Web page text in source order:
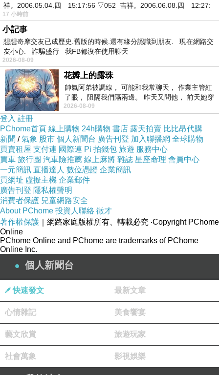
博客來網路書店網站網址
http://www.books.com.tw/exep/assp.php/vip--
af000027898
博客來,博客來網路書店,博客來網路書局,博客來
e-coupon
2013,博客來書店,1i6博客來網路書店,博客來網路
書店歡迎您,博客來書局,博客來售票網,博客來折
價券2013,books 博客來網路書店
本站圖文皆引用自博客來,圖文所有權皆為原所有
商品訊息簡述
祥。2006.05.04.四 15:17:56 ▽052_吉祥。2006.06.08.四 12:27:
17 小時前
小記事
想想奇摩交友已成歷史.舊版的時候.還有緣分認識到朋友. 現在網路交
友小心. 詐騙盛行 我FB都沒在使用聊天
2026-08-09
花瓣上的露珠
帥氣阿弟被調線， 可能和我常聊天， 作業主管紅
了眼， 阻隔我們隔兩邊。 昨天又問他， 前天她穿
什麼顏色衣服， 不經
2026-08-09
登入 註冊
PChome首頁 線上購物 24h購物 書店 露天拍賣 比比昂代購
新聞 /氣象 股市 個人新聞台 廣告刊登 加入聯播網 全球購物
買賣租屋 支付連 國際連 Pi 拍錢包 旅遊 服務中心
買車 旅行團 汽車險推薦 線上麻將 雜誌 星座命理 會員中心
一元簡訊 直播達人 數位憑證 企業簡訊
買網址 虛擬主機 企業郵件
廣告刊登 隱私權聲明
消費者保護 兒童網路安全
About PChome 投資人聯絡 徵才
著作權保護 ｜網路家庭版權所有、轉載必究 ‧Copyright PChome
Online
PChome Online and PChome are trademarks of PChome
Online Inc.
個人新聞台
快速發文 最新文章
心情雜記 美食饗宴
藝文欣賞 旅遊玩家
社會萬象 影視娛樂